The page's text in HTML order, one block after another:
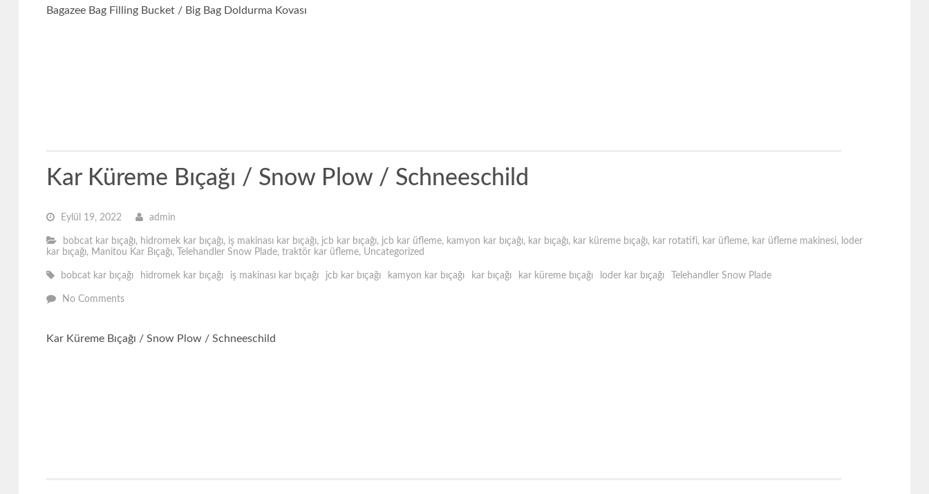
Bagazee Bag Filling Bucket / Big Bag Doldurma Kovası
Kar Küreme Bıçağı / Snow Plow / Schneeschild
Eylül 19, 2022 admin
bobcat kar bıçağı, hidromek kar bıçağı, iş makinası kar bıçağı, jcb kar bıçağı, jcb kar üfleme, kamyon kar bıçağı, kar bıçağı, kar küreme bıçağı, kar rotatifi, kar üfleme, kar üfleme makinesi, loder
kar bıçağı, Manitou Kar Bıçağı, Telehandler Snow Plade, traktör kar üfleme, Uncategorized
bobcat kar bıçağı hidromek kar bıçağı iş makinası kar bıçağı jcb kar bıçağı kamyon kar bıçağı kar bıçağı kar küreme bıçağı loder kar bıçağı Telehandler Snow Plade
No Comments
Kar Küreme Bıçağı / Snow Plow / Schneeschild